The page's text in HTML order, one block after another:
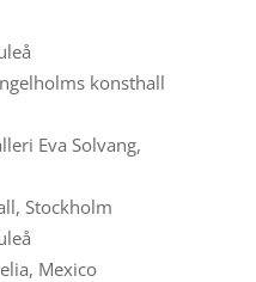
konsthall
Eva Solvang,
Stockholm
Mexico